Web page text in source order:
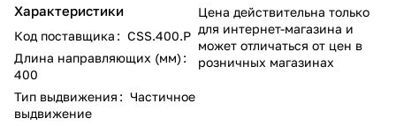
Характеристики
Код поставщика : CSS.400.P
Длина направляющих (мм) :
400
Тип выдвижения : Частичное
выдвижение
Цена действительна только
для интернет-магазина и
может отличаться от цен в
розничных магазинах